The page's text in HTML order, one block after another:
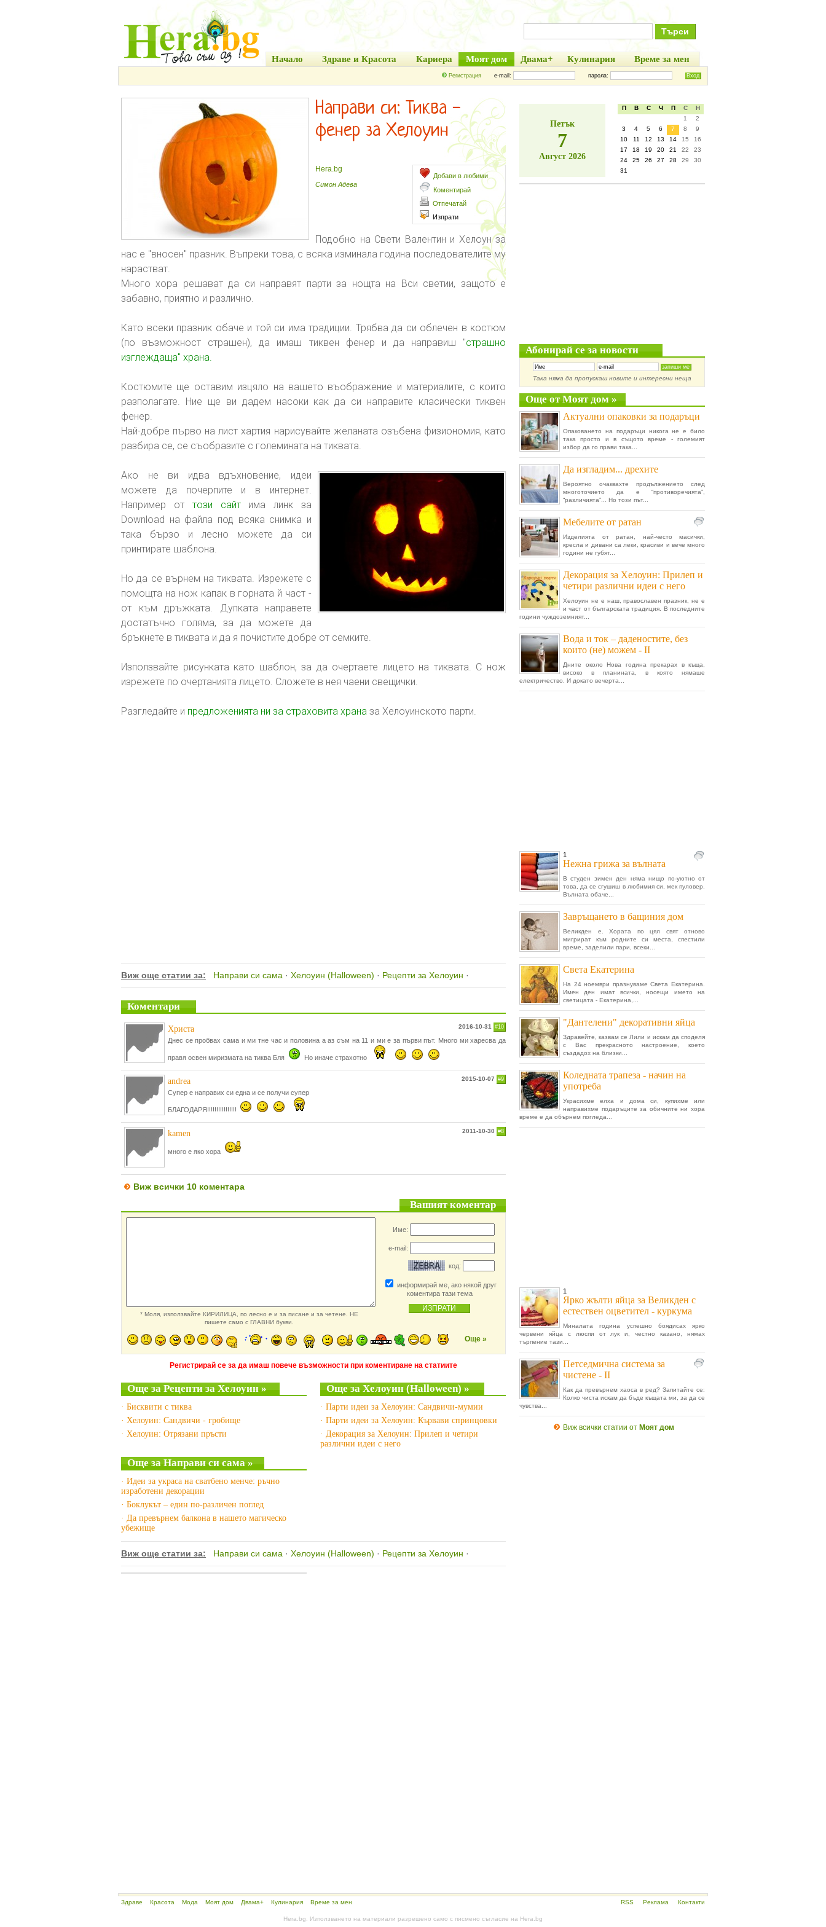
Начало Здраве и Красота Кариера Моят дом Двама+ Кулинария Време за мен
Регистрация e-mail: парола:
Направи си: Тиква -
фенер за Хелоуин
Добави в любими
Коментирай
Отпечатай
Изпрати
Hera.bg
Симон Адева
Подобно на Свети Валентин и Хелоун за
нас е "вносен" празник. Въпреки това, с всяка изминала година последователите му
нарастват.
Много хора решават да си направят парти за нощта на Вси светии, защото е
забавно, приятно и различно.
Като всеки празник обаче и той си има традиции. Трябва да си облечен в костюм
(по възможност страшен), да имаш тиквен фенер и да направиш "страшно
изглеждаща" храна.
Костюмите ще оставим изцяло на вашето въображение и материалите, с които
разполагате. Ние ще ви дадем насоки как да си направите класически тиквен
фенер.
Най-добре първо на лист хартия нарисувайте желаната озъбена физиономия, като
разбира се, се съобразите с големината на тиквата.
Ако не ви идва вдъхновение, идеи
можете да почерпите и в интернет.
Например от този сайтима линк за
Download на файла под всяка снимка и
така бързо и лесно можете да си
принтирате шаблона.
Но да се върнем на тиквата. Изрежете с
помощта на нож капак в горната й част -
от към дръжката. Дупката направете
достатъчно голяма, за да можете да
бръкнете в тиквата и да я почистите добре от семките.
Използвайте рисунката като шаблон, за да очертаете лицето на тиквата. С нож
изрежете по очертанията лицето. Сложете в нея чаени свещички.
Разгледайте и предложенията ни за страховита храна за Хелоуинското парти.
Виж още статии за: Направи си сама · Хелоуин (Halloween) · Рецепти за Хелоуин ·
Коментари
2016-10-31 #10
Христа
Днес се пробвах сама и ми тне час и половина а аз съм на 11 и ми е за първи път. Много ми харесва да
правя освен миризмата на тиква Бля Но иначе страхотно
2015-10-07 #9
andrea
Супер е направих си една и се получи супер
БЛАГОДАРЯ!!!!!!!!!!!!!!!!
2011-10-30 #8
kamen
много е яко хора
Виж всички 10 коментара
Вашият коментар
* Моля, използвайте КИРИЛИЦА, по лесно е и за писане и за четене. НЕ
пишете само с ГЛАВНИ букви.
Име:
e-mail:
код:
информирай ме, ако някой друг
коментира тази тема
Още »
Регистрирай се за да имаш повече възможности при коментиране на статиите
Още за Рецепти за Хелоуин »
· Бисквити с тиква
· Хелоуин: Сандвичи - гробище
· Хелоуин: Отрязани пръсти
Още за Хелоуин (Halloween) »
· Парти идеи за Хелоуин: Сандвичи-мумии
· Парти идеи за Хелоуин: Кървави спринцовки
· Декорация за Хелоуин: Прилеп и четири
различни идеи с него
Още за Направи си сама »
· Идеи за украса на сватбено менче: ръчно
изработени декорации
· Боклукът – един по-различен поглед
· Да превърнем балкона в нашето магическо
убежище
Виж още статии за: Направи си сама · Хелоуин (Halloween) · Рецепти за Хелоуин ·
Петък
7
Август 2026
П В С Ч П С
Н
1
2
3
4 5 6 7 8
9
10
11 12 13 14 15
16
17
18 19 20 21 22
23
24
25 26 27 28 29
30
31
Абонирай се за новости
Така няма да пропускаш новите и интересни неща
Още от Моят дом »
Актуални опаковки за подаръци
Опаковането на подаръци никога не е било
така просто и в същото време - големият
избор да го прави така...
Да изгладим... дрехите
Вероятно очаквахте продължението след
многоточието да е “противоречията”,
“различията”... Но този път...
Мебелите от ратан
Изделията от ратан, най-често масички,
кресла и дивани са леки, красиви и вече много
години не губят...
Декорация за Хелоуин: Прилеп и
четири различни идеи с него
Хелоуин не е наш, православен празник, не е
и част от българската традиция. В последните
години чуждоземният...
Вода и ток – даденостите, без
които (не) можем - II
Дните около Нова година прекарах в къща,
високо в планината, в която нямаше
електричество. И докато вечерта...
1
Нежна грижа за вълната
В студен зимен ден няма нищо по-уютно от
това, да се сгушиш в любимия си, мек пуловер.
Вълната обаче...
Завръщането в бащиния дом
Великден е. Хората по цял свят отново
мигрират към родните си места, спестили
време, заделили пари, всеки...
Света Екатерина
На 24 ноември празнуваме Света Екатерина.
Имен ден имат всички, носещи името на
светицата - Екатерина,...
"Дантелени" декоративни яйца
Здравейте, казвам се Лили и искам да споделя
с Вас прекрасното настроение, което
създадох на близки...
Коледната трапеза - начин на
употреба
Украсихме елха и дома си, купихме или
направихме подаръците за обичните ни хора
време е да обърнем погледа...
1
Ярко жълти яйца за Великден с
естествен оцветител - куркума
Миналата година успешно боядисах ярко
червени яйца с люспи от лук и, честно казано, нямах
търпение тази...
Петседмична система за
чистене - II
Как да превърнем хаоса в ред? Запитайте се:
Колко чиста искам да бъде къщата ми, за да се
чувства...
Виж всички статии от Моят дом
Здраве Красота Мода Моят дом Двама+ Кулинария Време за мен RSS Реклама Контакти
Hera.bg. Използването на материали разрешено само с писмено съгласие на Hera.bg